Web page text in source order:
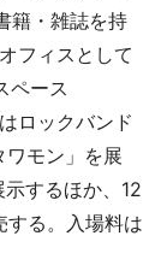
籍・雑誌を持
フィスとして
ペース
ロックバンド
モン」を展
するほか、12
する。入場料は